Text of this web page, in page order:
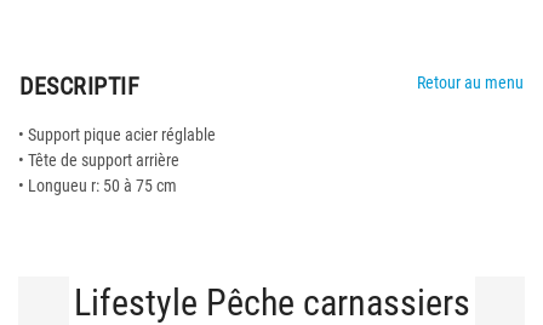
DESCRIPTIF Retour au menu
• Support pique acier réglable
• Tête de support arrière
• Longueu r: 50 à 75 cm
Lifestyle Pêche carnassiers